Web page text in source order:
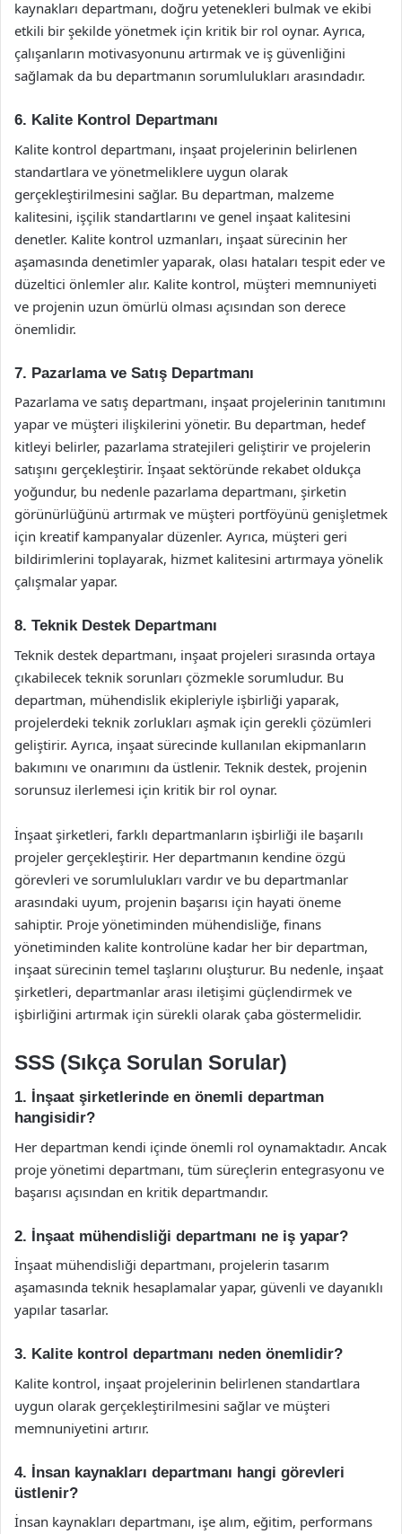
kaynakları departmanı, doğru yetenekleri bulmak ve ekibi
etkili bir şekilde yönetmek için kritik bir rol oynar. Ayrıca,
çalışanların motivasyonunu artırmak ve iş güvenliğini
sağlamak da bu departmanın sorumlulukları arasındadır.
6. Kalite Kontrol Departmanı
Kalite kontrol departmanı, inşaat projelerinin belirlenen
standartlara ve yönetmeliklere uygun olarak
gerçekleştirilmesini sağlar. Bu departman, malzeme
kalitesini, işçilik standartlarını ve genel inşaat kalitesini
denetler. Kalite kontrol uzmanları, inşaat sürecinin her
aşamasında denetimler yaparak, olası hataları tespit eder ve
düzeltici önlemler alır. Kalite kontrol, müşteri memnuniyeti
ve projenin uzun ömürlü olması açısından son derece
önemlidir.
7. Pazarlama ve Satış Departmanı
Pazarlama ve satış departmanı, inşaat projelerinin tanıtımını
yapar ve müşteri ilişkilerini yönetir. Bu departman, hedef
kitleyi belirler, pazarlama stratejileri geliştirir ve projelerin
satışını gerçekleştirir. İnşaat sektöründe rekabet oldukça
yoğundur, bu nedenle pazarlama departmanı, şirketin
görünürlüğünü artırmak ve müşteri portföyünü genişletmek
için kreatif kampanyalar düzenler. Ayrıca, müşteri geri
bildirimlerini toplayarak, hizmet kalitesini artırmaya yönelik
çalışmalar yapar.
8. Teknik Destek Departmanı
Teknik destek departmanı, inşaat projeleri sırasında ortaya
çıkabilecek teknik sorunları çözmekle sorumludur. Bu
departman, mühendislik ekipleriyle işbirliği yaparak,
projelerdeki teknik zorlukları aşmak için gerekli çözümleri
geliştirir. Ayrıca, inşaat sürecinde kullanılan ekipmanların
bakımını ve onarımını da üstlenir. Teknik destek, projenin
sorunsuz ilerlemesi için kritik bir rol oynar.
İnşaat şirketleri, farklı departmanların işbirliği ile başarılı
projeler gerçekleştirir. Her departmanın kendine özgü
görevleri ve sorumlulukları vardır ve bu departmanlar
arasındaki uyum, projenin başarısı için hayati öneme
sahiptir. Proje yönetiminden mühendisliğe, finans
yönetiminden kalite kontrolüne kadar her bir departman,
inşaat sürecinin temel taşlarını oluşturur. Bu nedenle, inşaat
şirketleri, departmanlar arası iletişimi güçlendirmek ve
işbirliğini artırmak için sürekli olarak çaba göstermelidir.
SSS (Sıkça Sorulan Sorular)
1. İnşaat şirketlerinde en önemli departman
hangisidir?
Her departman kendi içinde önemli rol oynamaktadır. Ancak
proje yönetimi departmanı, tüm süreçlerin entegrasyonu ve
başarısı açısından en kritik departmandır.
2. İnşaat mühendisliği departmanı ne iş yapar?
İnşaat mühendisliği departmanı, projelerin tasarım
aşamasında teknik hesaplamalar yapar, güvenli ve dayanıklı
yapılar tasarlar.
3. Kalite kontrol departmanı neden önemlidir?
Kalite kontrol, inşaat projelerinin belirlenen standartlara
uygun olarak gerçekleştirilmesini sağlar ve müşteri
memnuniyetini artırır.
4. İnsan kaynakları departmanı hangi görevleri
üstlenir?
İnsan kaynakları departmanı, işe alım, eğitim, performans